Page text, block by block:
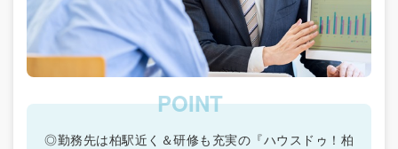
◎勤務先は柏駅近く＆研修も充実の『ハウスドゥ！柏